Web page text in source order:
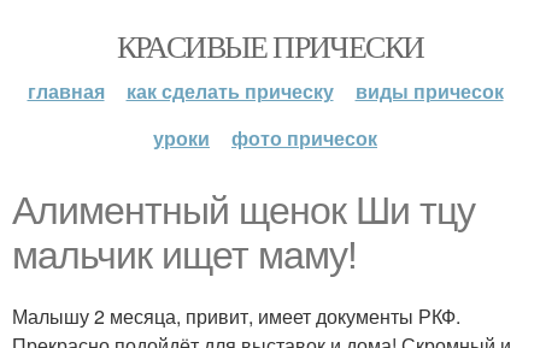
КРАСИВЫЕ ПРИЧЕСКИ
главная как сделать прическу
виды причесок
уроки
фото причесок
Алиментный щенок Ши тцу
мальчик ищет маму!
Малышу 2 месяца, привит, имеет документы РКФ.